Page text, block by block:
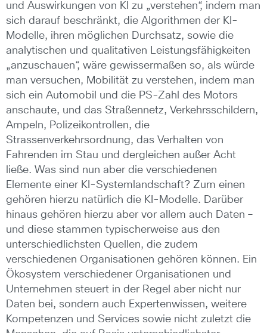
und Auswirkungen von KI zu „verstehen“, indem man
sich darauf beschränkt, die Algorithmen der KI-
Modelle, ihren möglichen Durchsatz, sowie die
analytischen und qualitativen Leistungsfähigkeiten
„anzuschauen“, wäre gewissermaßen so, als würde
man versuchen, Mobilität zu verstehen, indem man
sich ein Automobil und die PS-Zahl des Motors
anschaute, und das Straßennetz, Verkehrsschildern,
Ampeln, Polizeikontrollen, die
Strassenverkehrsordnung, das Verhalten von
Fahrenden im Stau und dergleichen außer Acht
ließe. Was sind nun aber die verschiedenen
Elemente einer KI-Systemlandschaft? Zum einen
gehören hierzu natürlich die KI-Modelle. Darüber
hinaus gehören hierzu aber vor allem auch Daten –
und diese stammen typischerweise aus den
unterschiedlichsten Quellen, die zudem
verschiedenen Organisationen gehören können. Ein
Ökosystem verschiedener Organisationen und
Unternehmen steuert in der Regel aber nicht nur
Daten bei, sondern auch Expertenwissen, weitere
Kompetenzen und Services sowie nicht zuletzt die